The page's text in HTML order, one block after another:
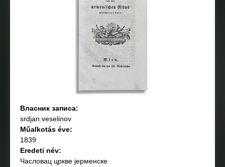
Власник записа:
srdjan.veselinov
Műalkotás éve:
1839
Eredeti név:
Часловац цркве јерменске